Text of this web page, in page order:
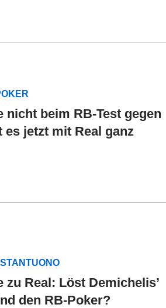
nicht beim RB-Test gegen
es jetzt mit Real ganz
zu Real: Löst Demichelis’
den RB-Poker?